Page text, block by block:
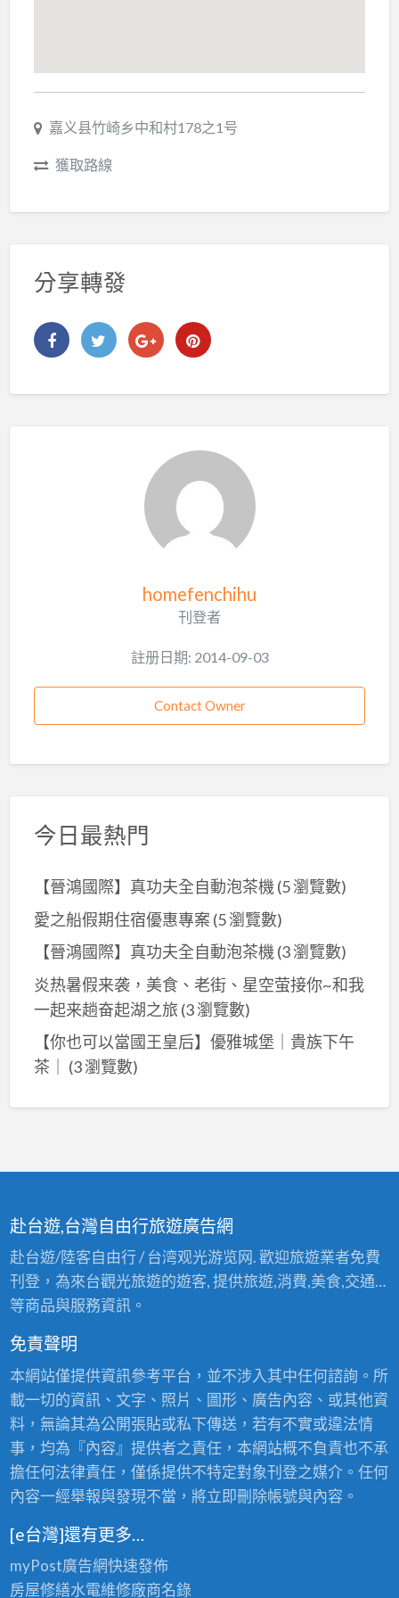
嘉义县竹崎乡中和村178之1号
獲取路線
分享轉發
homefenchihu
刊登者
註册日期: 2014-09-03
Contact Owner
今日最熱門
【晉鴻國際】真功夫全自動泡茶機 (5 瀏覽數)
愛之船假期住宿優惠專案 (5 瀏覽數)
【晉鴻國際】真功夫全自動泡茶機 (3 瀏覽數)
炎热暑假来袭，美食、老街、星空萤接你~和我
一起来趟奋起湖之旅 (3 瀏覽數)
【你也可以當國王皇后】優雅城堡｜貴族下午
茶｜
(3 瀏覽數)
赴台遊,台灣自由行旅遊廣告網
赴台遊/陸客自由行 / 台湾观光游览网. 歡迎旅遊業者免費
刊登，為來台觀光旅遊的遊客, 提供旅遊,消費,美食,交通…
等商品與服務資訊。
免責聲明
本網站僅提供資訊參考平台，並不涉入其中任何諮詢。所
載一切的資訊、文字、照片、圖形、廣告內容、或其他資
料，無論其為公開張貼或私下傳送，若有不實或違法情
事，均為『內容』提供者之責任，本網站概不負責也不承
擔任何法律責任，僅係提供不特定對象刊登之媒介。任何
內容一經舉報與發現不當，將立即刪除帳號與內容。
[e台灣]還有更多…
myPost廣告網快速發佈
房屋修繕水電維修廠商名錄